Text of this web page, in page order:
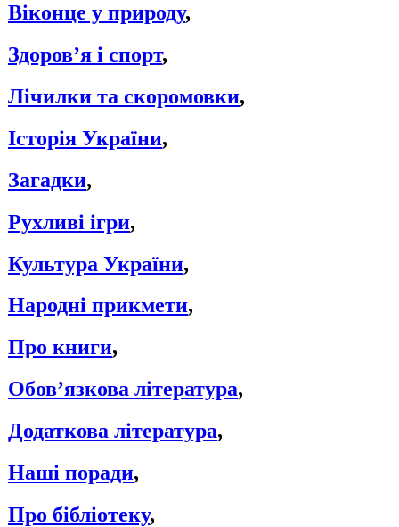
Віконце у природу,
Здоров’я і спорт,
Лічилки та скоромовки,
Історія України,
Загадки,
Рухливі ігри,
Культура України,
Народні прикмети,
Про книги,
Обов’язкова література,
Додаткова література,
Наші поради,
Про бібліотеку,